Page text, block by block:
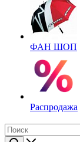
ФАН ШОП
Распродажа